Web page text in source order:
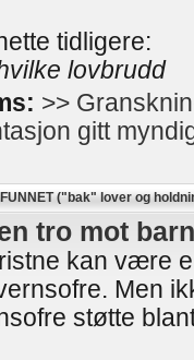
tidligere:
lovbrudd
>>
gitt
("bak" lover og
tro mot
kan være
Men
støtte